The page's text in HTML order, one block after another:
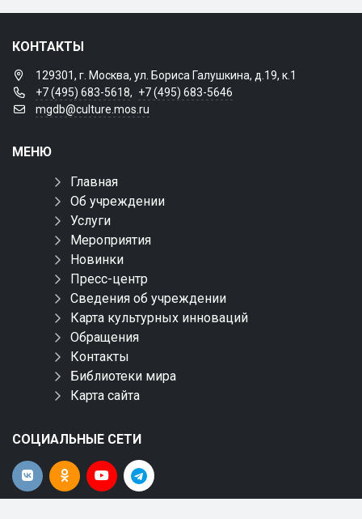
КОНТАКТЫ
129301, г. Москва, ул. Бориса Галушкина, д.19, к.1
+7 (495) 683-5618, +7 (495) 683-5646
mgdb@culture.mos.ru
МЕНЮ
Главная
Об учреждении
Услуги
Мероприятия
Новинки
Пресс-центр
Сведения об учреждении
Карта культурных инноваций
Обращения
Контакты
Библиотеки мира
Карта сайта
СОЦИАЛЬНЫЕ СЕТИ